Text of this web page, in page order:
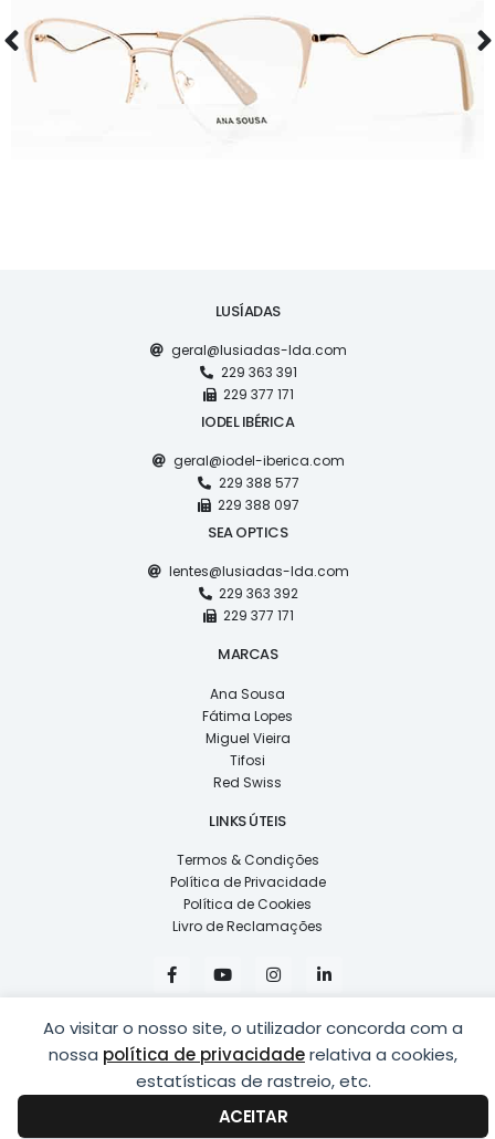
Ao visitar o nosso site, o utilizador concorda com a
nossa política de privacidaderelativa a cookies,
estatísticas de rastreio, etc.
ACEITAR
AS1126
LUSÍADAS
geral@lusiadas-lda.com
229 363 391
229 377 171
IODEL IBÉRICA
geral@iodel-iberica.com
229 388 577
229 388 097
SEA OPTICS
lentes@lusiadas-lda.com
229 363 392
229 377 171
MARCAS
Ana Sousa
Fátima Lopes
Miguel Vieira
Tifosi
Red Swiss
LINKS ÚTEIS
Termos & Condições
Política de Privacidade
Política de Cookies
Livro de Reclamações
F
a
c
b
o
o
k
-
Y
o
u
u
b
e
I
n
s
a
g
r
a
m
i
n
e
d
i
n
-
COPYRIGHT © 2026LUSÍADAS, DISTRIBUIÇÃO DE ÓPTICAS, LDA.
DESENVOLVIDO POR